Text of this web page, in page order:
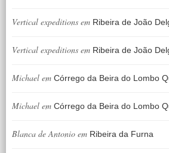
Vertical expeditions em Ribeira de João
Vertical expeditions em Ribeira de João
Michael em Córrego da Beira do Lombo
Michael em Córrego da Beira do Lombo
Blanca de Antonio em Ribeira da Furna